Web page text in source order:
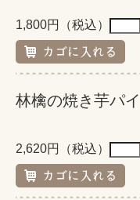
1,800円（税込）
林檎の焼き芋パ
2,620円（税込）